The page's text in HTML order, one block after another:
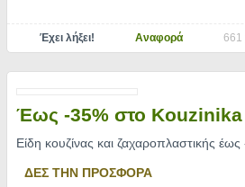
Έχει λήξει! Αναφορά 661
Έως -35% στο Kouzinika
Είδη κουζίνας και ζαχαροπλαστικής
ΔΕΣ ΤΗΝ ΠΡΟΣΦΟΡΑ